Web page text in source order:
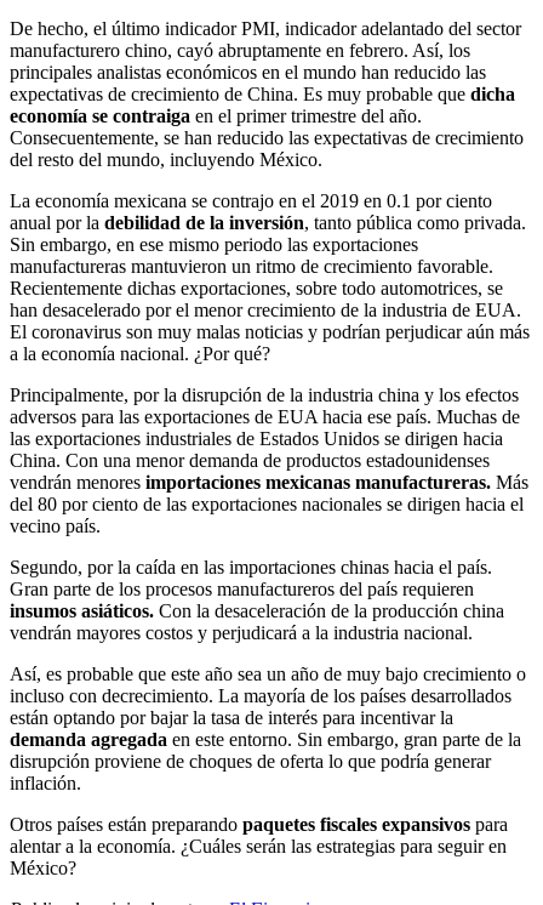
De hecho, el último indicador PMI, indicador adelantado del sector
manufacturero chino, cayó abruptamente en febrero. Así, los
principales analistas económicos en el mundo han reducido las
expectativas de crecimiento de China. Es muy probable que dicha
economía se contraiga en el primer trimestre del año.
Consecuentemente, se han reducido las expectativas de crecimiento
del resto del mundo, incluyendo México.
La economía mexicana se contrajo en el 2019 en 0.1 por ciento
anual por la debilidad de la inversión, tanto pública como privada.
Sin embargo, en ese mismo periodo las exportaciones
manufactureras mantuvieron un ritmo de crecimiento favorable.
Recientemente dichas exportaciones, sobre todo automotrices, se
han desacelerado por el menor crecimiento de la industria de EUA.
El coronavirus son muy malas noticias y podrían perjudicar aún más
a la economía nacional. ¿Por qué?
Principalmente, por la disrupción de la industria china y los efectos
adversos para las exportaciones de EUA hacia ese país. Muchas de
las exportaciones industriales de Estados Unidos se dirigen hacia
China. Con una menor demanda de productos estadounidenses
vendrán menores importaciones mexicanas manufactureras. Más
del 80 por ciento de las exportaciones nacionales se dirigen hacia el
vecino país.
Segundo, por la caída en las importaciones chinas hacia el país.
Gran parte de los procesos manufactureros del país requieren
insumos asiáticos. Con la desaceleración de la producción china
vendrán mayores costos y perjudicará a la industria nacional.
Así, es probable que este año sea un año de muy bajo crecimiento o
incluso con decrecimiento. La mayoría de los países desarrollados
están optando por bajar la tasa de interés para incentivar la
demanda agregada en este entorno. Sin embargo, gran parte de la
disrupción proviene de choques de oferta lo que podría generar
inflación.
Otros países están preparando paquetes fiscales expansivos para
alentar a la economía. ¿Cuáles serán las estrategias para seguir en
México?